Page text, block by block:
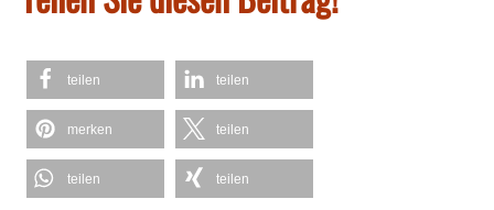
teilen teilen
merken teilen
teilen teilen